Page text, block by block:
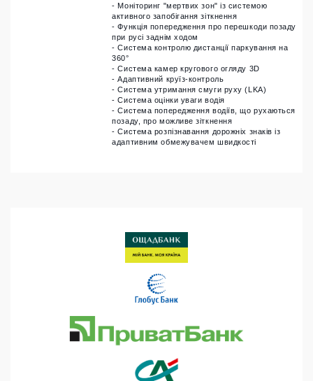
- Моніторинг "мертвих зон" із системою
активного запобігання зіткнення
- Функція попередження про перешкоди позаду
при русі заднім ходом
- Система контролю дистанції паркування на
360°
- Система камер кругового огляду 3D
- Адаптивний круїз-контроль
- Система утримання смуги руху (LKA)
- Система оцінки уваги водія
- Система попередження водіїв, що рухаються
позаду, про можливе зіткнення
- Система розпізнавання дорожніх знаків із
адаптивним обмежувачем швидкості